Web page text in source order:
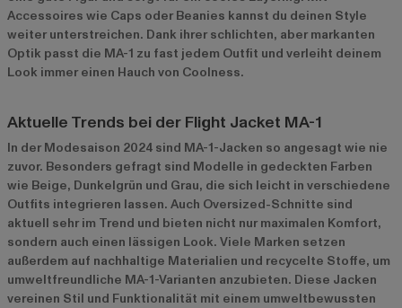
Accessoires wie Caps oder Beanies kannst du deinen Style
weiter unterstreichen. Dank ihrer schlichten, aber markanten
Optik passt die MA-1 zu fast jedem Outfit und verleiht deinem
Look immer einen Hauch von Coolness.
Aktuelle Trends bei der Flight Jacket MA-1
In der Modesaison 2024 sind MA-1-Jacken so angesagt wie nie
zuvor. Besonders gefragt sind Modelle in gedeckten Farben
wie Beige, Dunkelgrün und Grau, die sich leicht in verschiedene
Outfits integrieren lassen. Auch Oversized-Schnitte sind
aktuell sehr im Trend und bieten nicht nur maximalen Komfort,
sondern auch einen lässigen Look. Viele Marken setzen
außerdem auf nachhaltige Materialien und recycelte Stoffe, um
umweltfreundliche MA-1-Varianten anzubieten. Diese Jacken
vereinen Stil und Funktionalität mit einem umweltbewussten